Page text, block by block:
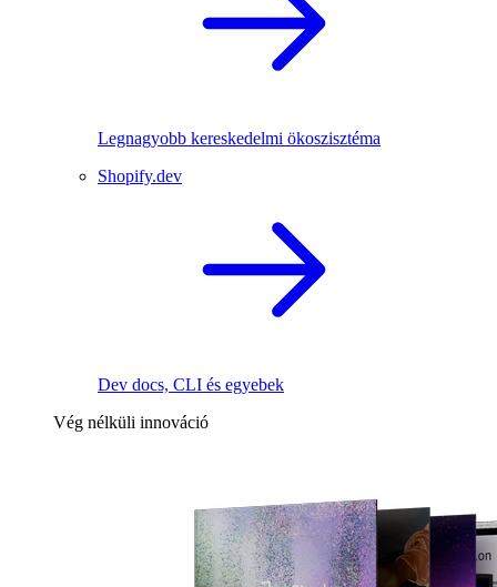
Legnagyobb kereskedelmi ökoszisztéma
Shopify.dev
Dev docs, CLI és egyebek
Vég nélküli innováció